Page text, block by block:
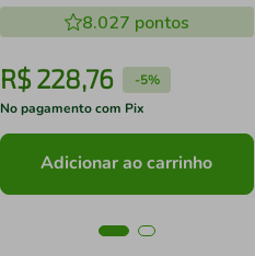
8.027 pontos
R$228,76 -5%
No pagamento com Pix
Adicionar ao carrinho